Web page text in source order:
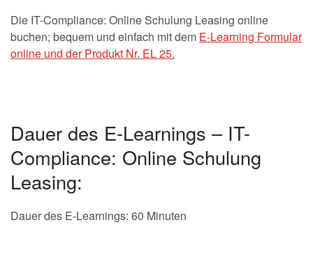
Die IT-Compliance: Online Schulung Leasing online
buchen; bequem und einfach mit dem E-Learning Formular
online und der Produkt Nr. EL 25.
Dauer des E-Learnings – IT-
Compliance: Online Schulung
Leasing:
Dauer des E-Learnings: 60 Minuten